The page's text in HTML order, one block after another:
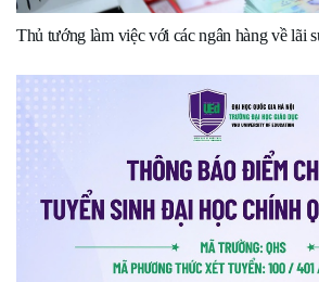
Thủ tướng làm việc với các ngân hàng về lãi